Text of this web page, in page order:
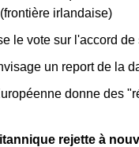
irlandaise)
le vote sur l'accord de
un report de la
donne des
rejette à